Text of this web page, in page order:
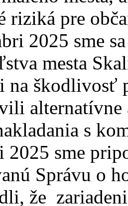
riziká pre
2025 sme
mesta
na škodlivosť
s
2025 sme
Správu o
že